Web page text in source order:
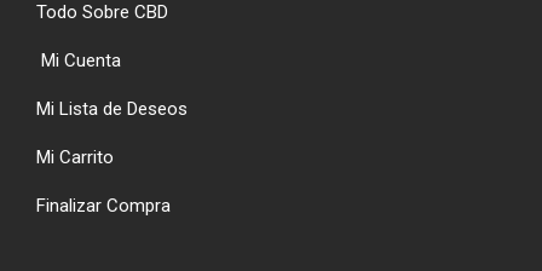
Todo Sobre CBD
Mi Cuenta
Mi Lista de Deseos
Mi Carrito
Finalizar Compra